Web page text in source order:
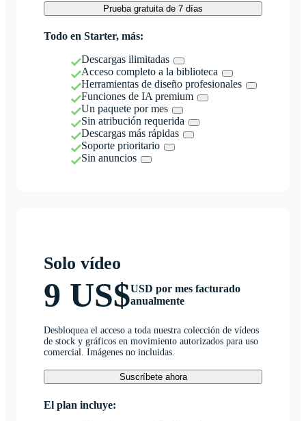
Prueba gratuita de 7 días
Todo en Starter, más:
Descargas ilimitadas
Acceso completo a la biblioteca
Herramientas de diseño profesionales
Funciones de IA premium
Un paquete por mes
Sin atribución requerida
Descargas más rápidas
Soporte prioritario
Sin anuncios
Solo vídeo
9 US$USD por mes facturado
anualmente
Desbloquea el acceso a toda nuestra colección de vídeos
de stock y gráficos en movimiento autorizados para uso
comercial. Imágenes no incluidas.
Suscríbete ahora
El plan incluye: